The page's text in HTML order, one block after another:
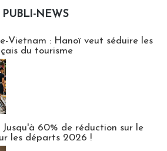
PUBLI-NEWS
Vietnam : Hanoï veut séduire les
du tourisme
Jusqu'à 60% de réduction sur le
les départs 2026 !